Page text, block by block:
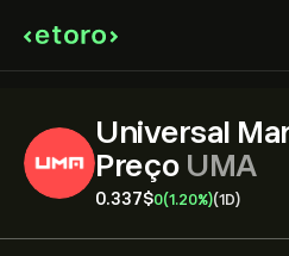
Universal
PreçoUMA
0.337‎$‎0(1.20%)(1D)